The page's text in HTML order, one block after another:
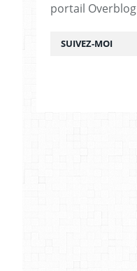
SUIVEZ-MOI
portail Overblog